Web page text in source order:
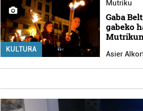
KULTURA
Mutriku
Gaba
gabeko
Asier